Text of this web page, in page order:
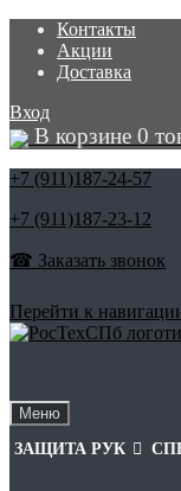
Контакты
Акции
Доставка
Вход
В корзине 0
+7 (911)187-24-57
+7 (911)187-23-12
☎ Заказать звонок
Перейти к
Меню
ЗАЩИТА РУК